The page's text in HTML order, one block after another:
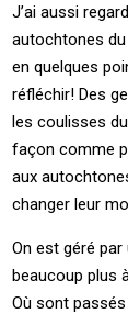
J’ai aussi
autochtones
en quelques
réfléchir! Des
les coulisses
façon comme
aux
changer leur
On est géré
beaucoup plus
Où sont